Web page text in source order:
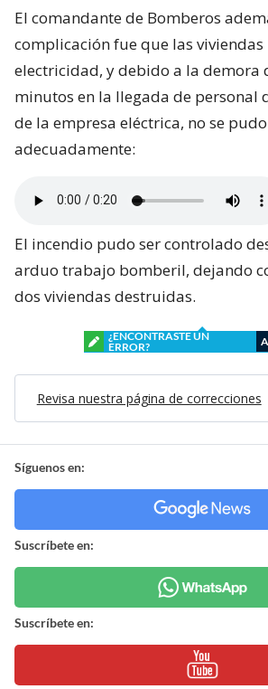
El comandante de Bomberos
complicación fue que las
electricidad, y debido a la demora
minutos en la llegada de personal
de la empresa eléctrica, no se
adecuadamente:
El incendio pudo ser controlado
arduo trabajo bomberil, dejando
dos viviendas destruidas.
¿ENCONTRASTE UN
ERROR?
Revisa nuestra página de correcciones
Síguenos en:
Suscríbete en:
Suscríbete en: